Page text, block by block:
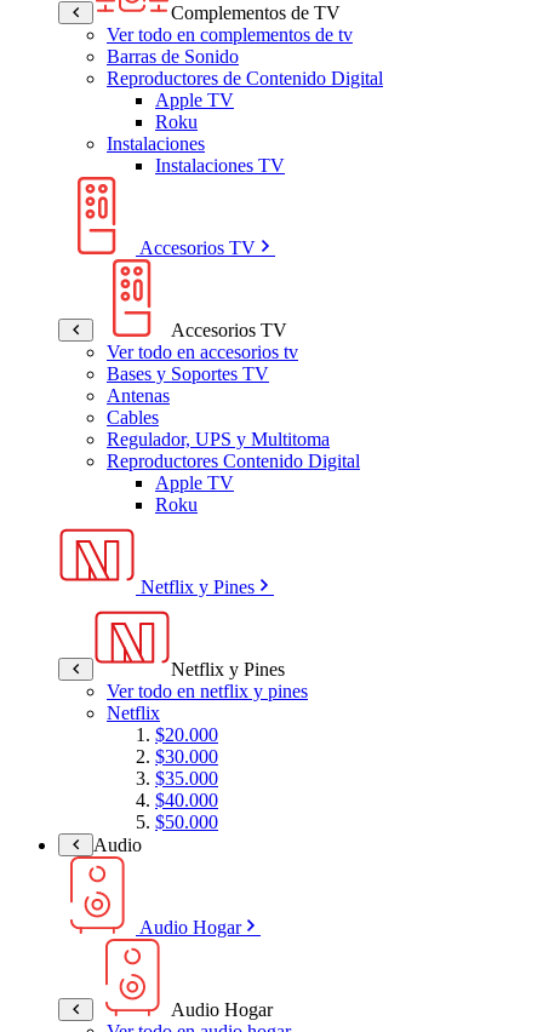
Complementos de TV
Ver todo en complementos de tv
Barras de Sonido
Reproductores de Contenido Digital
Apple TV
Roku
Instalaciones
Instalaciones TV
Accesorios TV
Accesorios TV
Ver todo en accesorios tv
Bases y Soportes TV
Antenas
Cables
Regulador, UPS y Multitoma
Reproductores Contenido Digital
Apple TV
Roku
Netflix y Pines
Netflix y Pines
Ver todo en netflix y pines
Netflix
$20.000
$30.000
$35.000
$40.000
$50.000
Audio
Audio Hogar
Audio Hogar